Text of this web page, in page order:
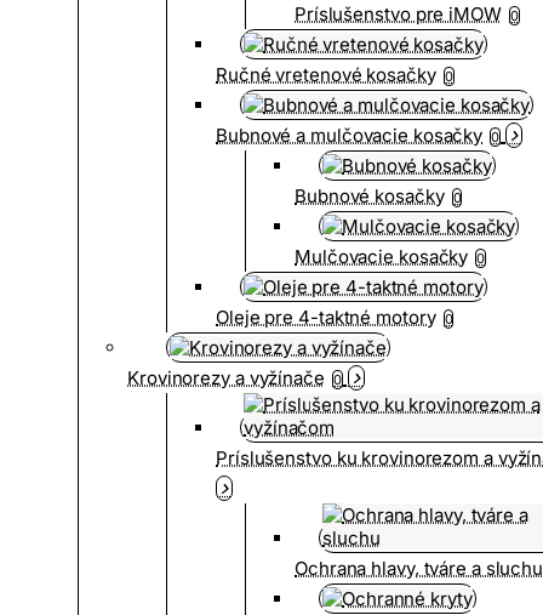
Príslušenstvo pre iMOW 0
Ručné vretenové kosačky 0
Bubnové a mulčovacie kosačky 0
Bubnové kosačky 0
Mulčovacie kosačky 0
Oleje pre 4-taktné motory 0
Krovinorezy a vyžínače 0
Príslušenstvo ku krovinorezom a
Ochrana hlavy, tváre a sluchu